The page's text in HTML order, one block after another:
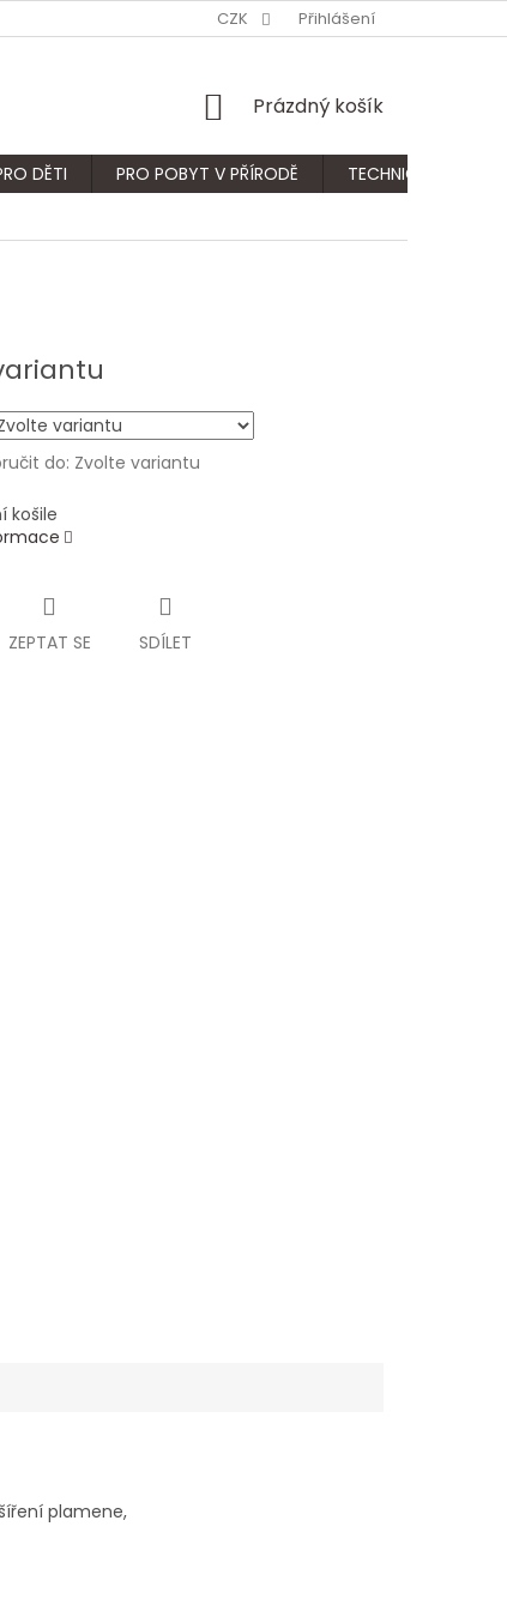
CZK Přihlášení
NÁKUPNÍ
Prázdný košík
DĚTI PRO POBYT V PŘÍRODĚ
TECHNICKÝ
do: Zvolte variantu
košile
ZEPTAT SE SDÍLET
plamene,